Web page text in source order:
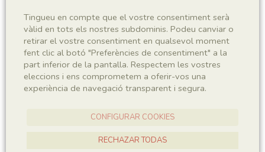
Regne
Plantae
Phyllum
Spermatophyta
Subphyllum
Angiospermae
Classe
Magnoliopsida
Familia
Tingueu en compte que el vostre consentiment serà
vàlid en tots els nostres subdominis. Podeu canviar o
retirar el vostre consentiment en qualsevol moment
fent clic al botó "Preferències de consentiment" a la
part inferior de la pantalla. Respectem les vostres
eleccions i ens comprometem a oferir-vos una
experiència de navegació transparent i segura.
CONFIGURAR COOKIES
RECHAZAR TODAS